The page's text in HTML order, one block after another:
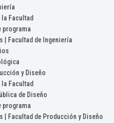
Facultad
programa
| Facultad de Ingeniería
y Diseño
Facultad
de Diseño
programa
| Facultad de Producción y Diseño